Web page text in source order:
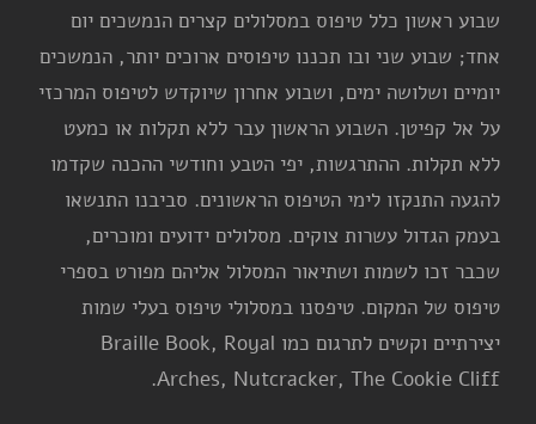
שבוע ראשון כלל טיפוס במסלולים קצרים הנמשכים יום
אחד; שבוע שני ובו תכננו טיפוסים ארוכים יותר, הנמשכים
יומיים ושלושה ימים, ושבוע אחרון שיוקדש לטיפוס המרכזי
על אל קפיטן. השבוע הראשון עבר ללא תקלות או כמעט
ללא תקלות. ההתרגשות, יפי הטבע וחודשי ההכנה שקדמו
להגעה התנקזו לימי הטיפוס הראשונים. סביבנו התנשאו
בעמק הגדול עשרות צוקים. מסלולים ידועים ומוכרים,
שכבר זכו לשמות ושתיאור המסלול אליהם מפורט בספרי
טיפוס של המקום. טיפסנו במסלולי טיפוס בעלי שמות
יצירתיים וקשים לתרגום כמו Braille Book, Royal
Arches, Nutcracker, The Cookie Cliff.